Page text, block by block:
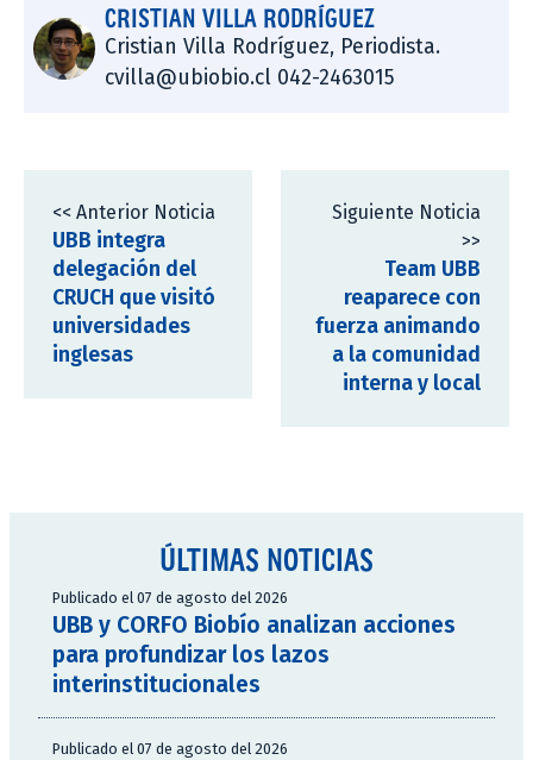
CRISTIAN VILLA RODRÍGUEZ
Cristian Villa Rodríguez, Periodista.
cvilla@ubiobio.cl 042-2463015
<< Anterior Noticia
UBB integra
delegación del
CRUCH que visitó
universidades
inglesas
Siguiente Noticia
>>
Team UBB
reaparece con
fuerza animando
a la comunidad
interna y local
ÚLTIMAS NOTICIAS
Publicado el 07 de agosto del 2026
UBB y CORFO Biobío analizan acciones
para profundizar los lazos
interinstitucionales
Publicado el 07 de agosto del 2026